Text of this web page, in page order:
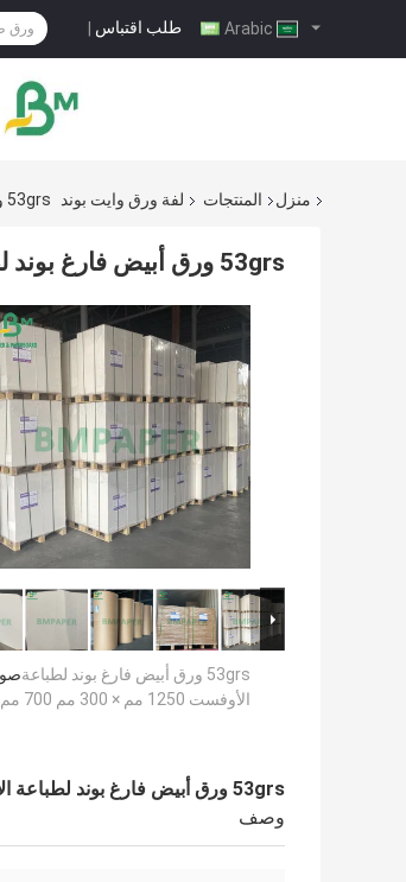
طلب اقتباس |
منزل المنتجات لفة ورق وايت بوند 53grs ورق أبيض فارغ بوند لطباعة الأوفست 1250 مم × 300 مم 700 مم × 300 مم
53grs ورق أبيض فارغ بوند لطباعة الأوفست 1250 مم × 300 مم 700 مم × 300 مم
53grs ورق أبيض فارغ بوند لطباعة
الأوفست 1250 مم × 300 مم 700 مم × 300 مم
53grs ورق أبيض فارغ بوند لطباعة الأوفست 1250 مم × 300 مم 700 مم × 300 مم
وصف